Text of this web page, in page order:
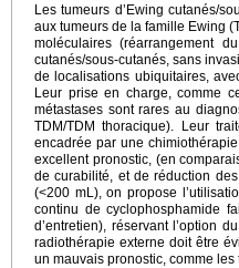
Les tumeurs d’Ewing cutanés/
aux tumeurs de la famille Ewing
moléculaires (réarrangement
cutanés/sous-cutanés, sans
de localisations ubiquitaires,
Leur prise en charge, comme
métastases sont rares au
TDM/TDM thoracique). Leur
encadrée par une
excellent pronostic, (en
de curabilité, et de réduction
(<200 mL), on propose
continu de cyclophosphamide
d’entretien), réservant l’option
radiothérapie externe doit être
un mauvais pronostic, comme